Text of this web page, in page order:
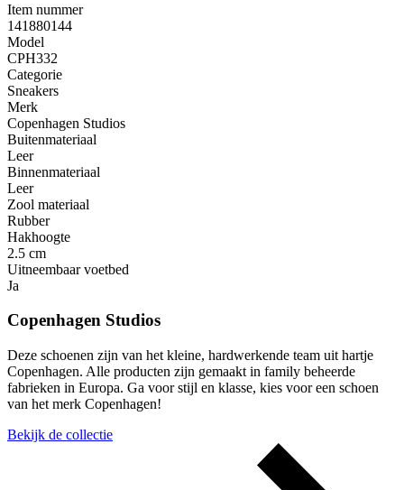
Item nummer
141880144
Model
CPH332
Categorie
Sneakers
Merk
Copenhagen Studios
Buitenmateriaal
Leer
Binnenmateriaal
Leer
Zool materiaal
Rubber
Hakhoogte
2.5 cm
Uitneembaar voetbed
Ja
Copenhagen Studios
Deze schoenen zijn van het kleine, hardwerkende team uit hartje
Copenhagen. Alle producten zijn gemaakt in family beheerde
fabrieken in Europa. Ga voor stijl en klasse, kies voor een schoen
van het merk Copenhagen!
Bekijk de collectie